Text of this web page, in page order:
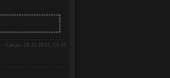
- Среда, 28.11.2012, 23:35